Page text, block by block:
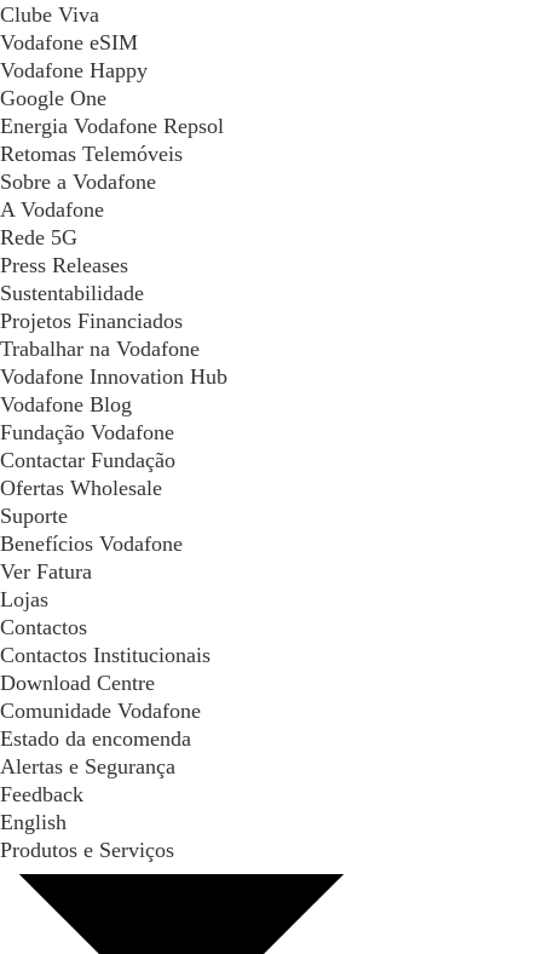
Clube Viva
Vodafone eSIM
Vodafone Happy
Google One
Energia Vodafone Repsol
Retomas Telemóveis
Sobre a Vodafone
A Vodafone
Rede 5G
Press Releases
Sustentabilidade
Projetos Financiados
Trabalhar na Vodafone
Vodafone Innovation Hub
Vodafone Blog
Fundação Vodafone
Contactar Fundação
Ofertas Wholesale
Suporte
Benefícios Vodafone
Ver Fatura
Lojas
Contactos
Contactos Institucionais
Download Centre
Comunidade Vodafone
Estado da encomenda
Alertas e Segurança
Feedback
English
Produtos e Serviços